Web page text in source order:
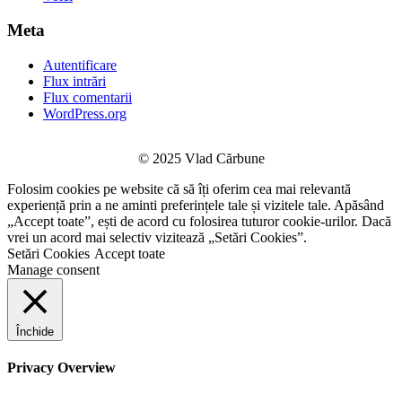
Meta
Autentificare
Flux intrări
Flux comentarii
WordPress.org
© 2025 Vlad Cărbune
Folosim cookies pe website că să îți oferim cea mai relevantă
experiență prin a ne aminti preferințele tale și vizitele tale. Apăsând
„Accept toate”, ești de acord cu folosirea tuturor cookie-urilor. Dacă
vrei un acord mai selectiv vizitează „Setări Cookies”.
Setări Cookies Accept toate
Manage consent
Închide
Privacy Overview